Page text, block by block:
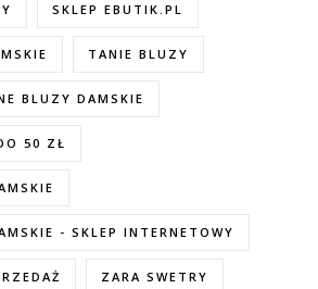
SKLEP EBUTIK.PL
TANIE BLUZY
BLUZY DAMSKIE
50 ZŁ
- SKLEP INTERNETOWY
ZARA SWETRY